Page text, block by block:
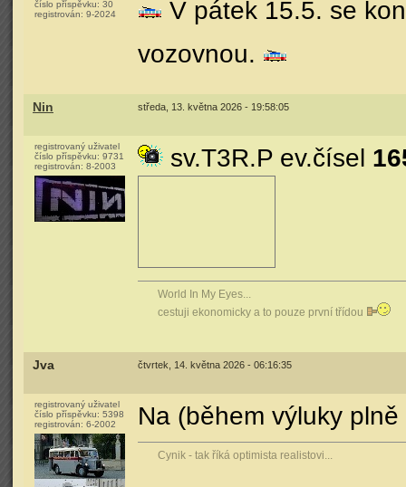
číslo příspěvku: 30
registrován: 9-2024
V pátek 15.5. se
vozovnou.
Nin středa, 13. května 2026 - 19:58:05
registrovaný uživatel
číslo příspěvku: 9731
registrován: 8-2003 sv.T3R.P ev.čísel
World In My Eyes...
cestuji ekonomicky a to pouze první třídou
Jva čtvrtek, 14. května 2026 - 06:16:35
registrovaný uživatel
číslo příspěvku: 5398
registrován: 6-2002 Na (během výluky
Cynik - tak říká optimista realistovi...